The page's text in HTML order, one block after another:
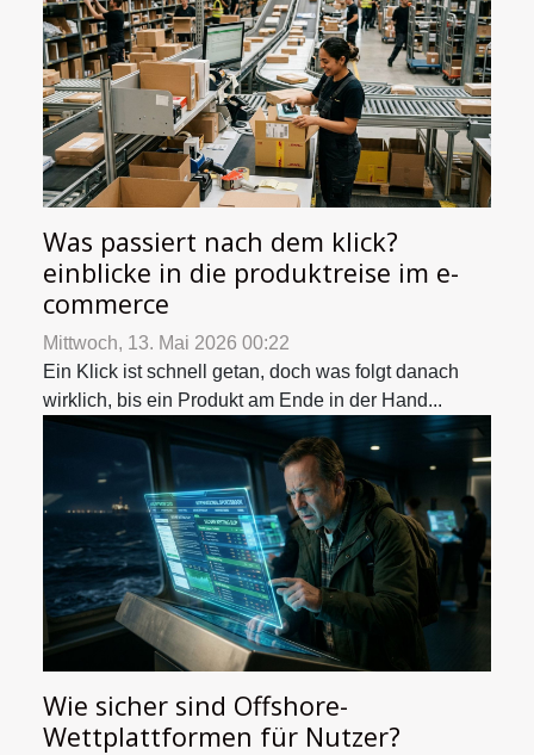
Was passiert nach dem klick?
einblicke in die produktreise im e-
commerce
Mittwoch, 13. Mai 2026 00:22
Ein Klick ist schnell getan, doch was folgt danach
wirklich, bis ein Produkt am Ende in der Hand...
Wie sicher sind Offshore-
Wettplattformen für Nutzer?